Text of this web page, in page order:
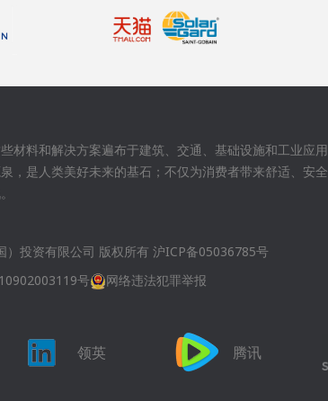
材料和解决方案遍布于建筑、交通、基础设施和工业应用
，是人类美好未来的基石；不仅为消费者带来舒适、安全
投资有限公司 版权所有 沪ICP备05036785号
号
网络违法犯罪举报
领英 腾讯